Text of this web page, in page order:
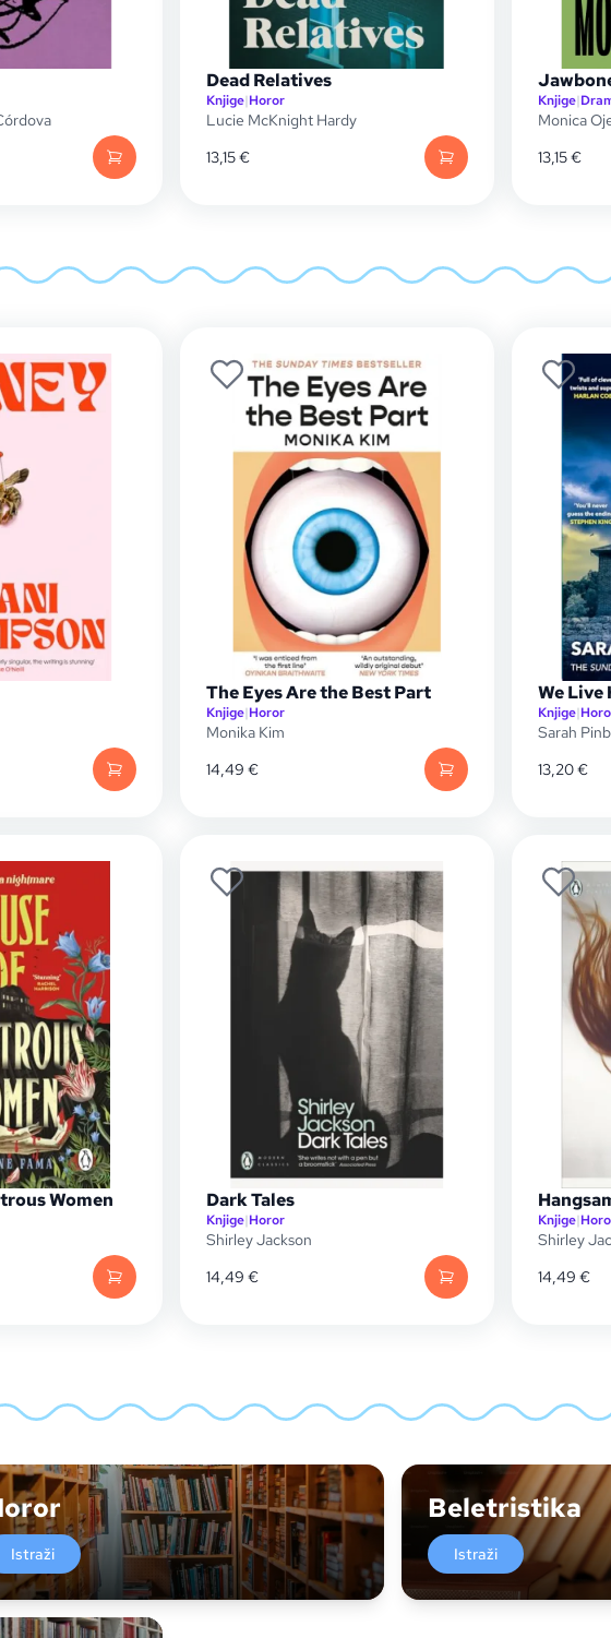
Dead Relatives
Knjige|Horor
Lucie McKnight Hardy
13,15€
Knjige|
Monica
13,15€
The Eyes Are the Best Part
Knjige|Horor
Monika Kim
14,49 €
We Live
Knjige|
Sarah
13,20€
Women Dark Tales
Knjige|Horor
Shirley Jackson
14,49 €
Knjige|
Shirley
14,49 €
Istraži
Beletristika
Istraži